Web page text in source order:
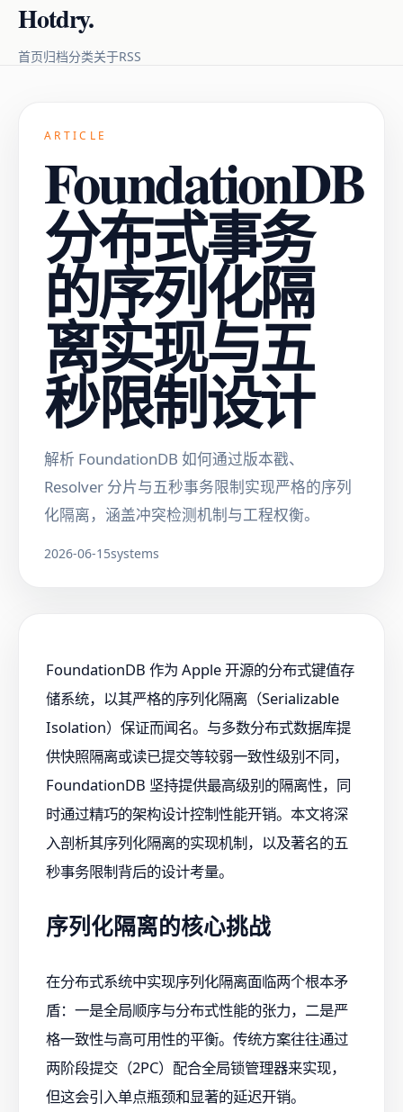
Hotdry.
首页归档分类关于RSS
ARTICLE
FoundationDB
分布式事务
的序列化隔
离实现与五
秒限制设计
解析 FoundationDB 如何通过版本戳、
Resolver 分片与五秒事务限制实现严格的序列
化隔离，涵盖冲突检测机制与工程权衡。
2026-06-15systems
FoundationDB 作为 Apple 开源的分布式键值存
储系统，以其严格的序列化隔离（Serializable
Isolation）保证而闻名。与多数分布式数据库提
供快照隔离或读已提交等较弱一致性级别不同，
FoundationDB 坚持提供最高级别的隔离性，同
时通过精巧的架构设计控制性能开销。本文将深
入剖析其序列化隔离的实现机制，以及著名的五
秒事务限制背后的设计考量。
序列化隔离的核心挑战
在分布式系统中实现序列化隔离面临两个根本矛
盾：一是全局顺序与分布式性能的张力，二是严
格一致性与高可用性的平衡。传统方案往往通过
两阶段提交（2PC）配合全局锁管理器来实现，
但这会引入单点瓶颈和显著的延迟开销。